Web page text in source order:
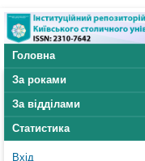
Головна
За роками
За відділами
Статистика
Вхід